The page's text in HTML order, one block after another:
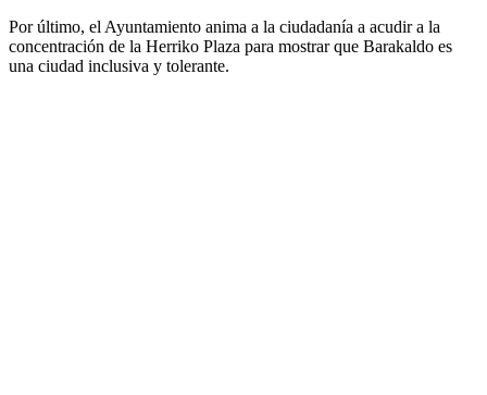
Por último, el Ayuntamiento anima a la ciudadanía a acudir a la
concentración de la Herriko Plaza para mostrar que Barakaldo es
una ciudad inclusiva y tolerante.